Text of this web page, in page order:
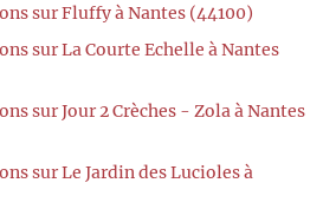
sur Fluffy à Nantes (44100)
sur La Courte Echelle à Nantes
sur Jour 2 Crèches - Zola à Nantes
sur Le Jardin des Lucioles à